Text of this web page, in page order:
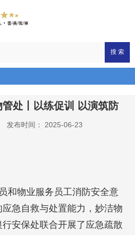
搜 索
处丨以练促训 以演筑防
发布时间： 2025-06-23
和物业服务员工消防安全意
急自救与处置能力，妙洁物
安保处联合开展了应急疏散